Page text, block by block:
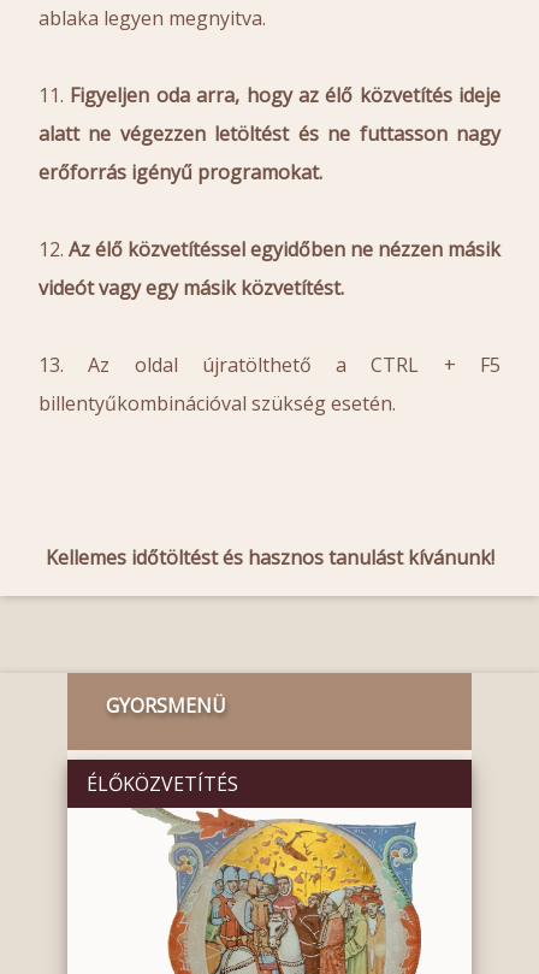
ablaka legyen megnyitva.
11. Figyeljen oda arra, hogy az élő közvetítés ideje
alatt ne végezzen letöltést és ne futtasson nagy
erőforrás igényű programokat.
12. Az élő közvetítéssel egyidőben ne nézzen másik
videót vagy egy másik közvetítést.
13. Az oldal újratölthető a CTRL + F5
billentyűkombinációval szükség esetén.
Kellemes időtöltést és hasznos tanulást kívánunk!
GYORSMENÜ
ÉLŐKÖZVETÍTÉS